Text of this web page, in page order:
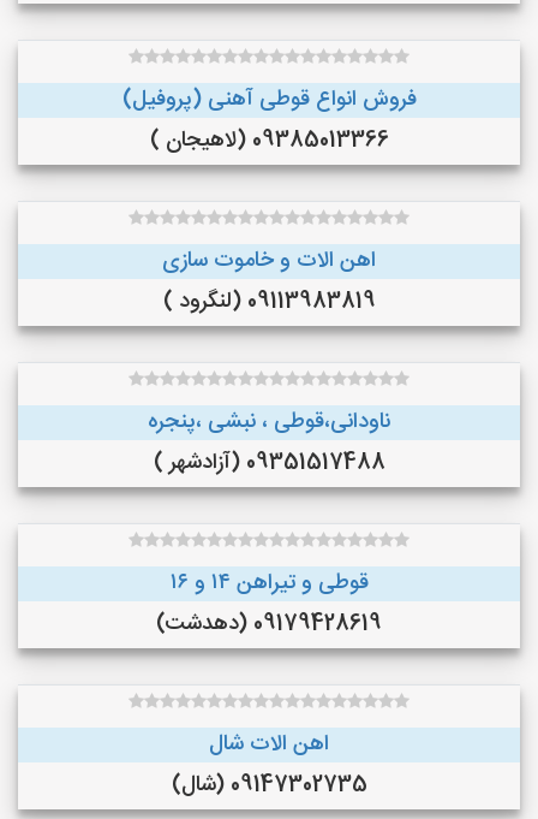
فروش انواع قوطی آهنی (پروفیل)
09385013366 (لاهیجان )
اهن الات و خاموت سازی
09113983819 (لنگرود )
ناودانی،قوطی ، نبشی ،پنجره
09351517488 (آزادشهر )
قوطی و تیراهن ۱۴ و ۱۶
09179428619 (دهدشت)
اهن الات شال
09147302735 (شال)